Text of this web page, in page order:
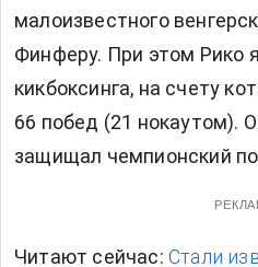
малоизвестного
Финферу. При этом Рико
кикбоксинга, на счету
66 побед (21 нокаутом).
защищал чемпионский
Читают сейчас: Стали